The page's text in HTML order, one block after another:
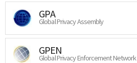
GPA
Global Privacy Assembly
GPEN
Global Privacy Enforcement Network